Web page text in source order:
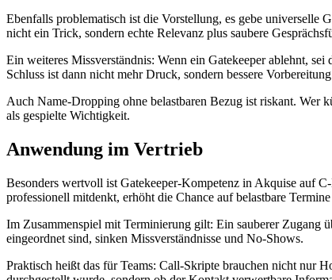
Ebenfalls problematisch ist die Vorstellung, es gebe universelle
nicht ein Trick, sondern echte Relevanz plus saubere
Ein weiteres Missverständnis: Wenn ein Gatekeeper ablehnt,
Schluss ist dann nicht mehr Druck, sondern bessere
Auch Name-Dropping ohne belastbaren Bezug ist riskant. Wer
als gespielte Wichtigkeit.
Anwendung im Vertrieb
Besonders wertvoll ist Gatekeeper-Kompetenz in Akquise auf
professionell mitdenkt, erhöht die Chance auf belastbare
Im Zusammenspiel mit Terminierung gilt: Ein sauberer Zugang
eingeordnet sind, sinken Missverständnisse und No-Shows.
Praktisch heißt das für Teams: Call-Skripte brauchen nicht nur